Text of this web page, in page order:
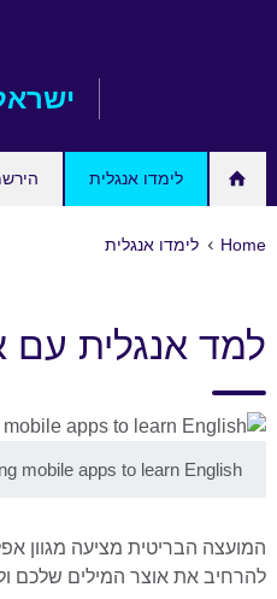
לימדו אנגלית
Home לימדו אנגלית
למד אנגלית עם
mobile apps to learn English
המועצה הבריטית מציעה מגוון
להרחיב את אוצר המילים שלכם